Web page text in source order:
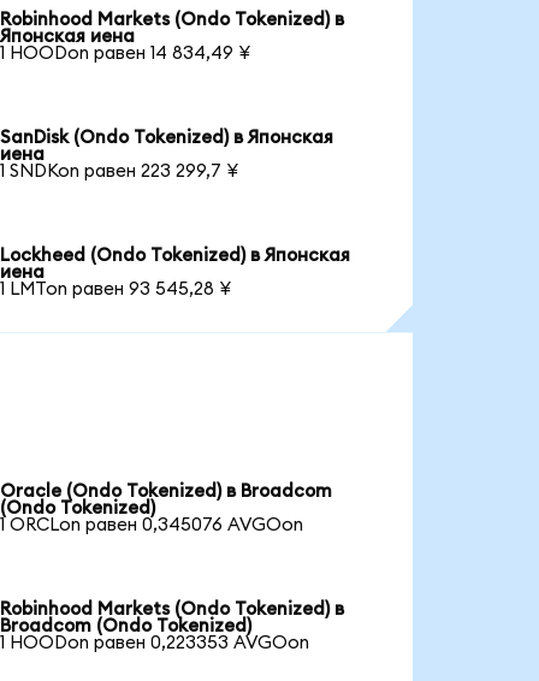
Robinhood Markets (Ondo Tokenized) в
Японская иена
1 HOODon равен 14 834,49 ¥
SanDisk (Ondo Tokenized) в Японская
иена
1 SNDKon равен 223 299,7 ¥
Lockheed (Ondo Tokenized) в Японская
иена
1 LMTon равен 93 545,28 ¥
Oracle (Ondo Tokenized) в Broadcom
(Ondo Tokenized)
1 ORCLon равен 0,345076 AVGOon
Robinhood Markets (Ondo Tokenized) в
Broadcom (Ondo Tokenized)
1 HOODon равен 0,223353 AVGOon